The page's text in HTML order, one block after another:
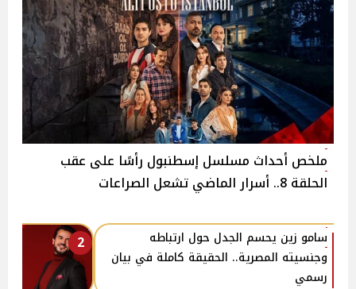
ملخص أحداث مسلسل إسطنبول رأسًا على عقب
الحلقة 8.. أسرار الماضي تشعل الصراعات
2
سامو زين يحسم الجدل حول ارتباطه
وجنسيته المصرية.. الحقيقة كاملة في بيان
رسمي